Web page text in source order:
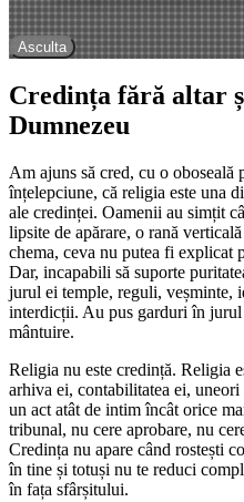
Asculta
Credința fără altar
Dumnezeu
Am ajuns să cred, cu o oboseală
înțelepciune, că religia este una
ale credinței. Oamenii au simțit
lipsite de apărare, o rană
chema, ceva nu putea fi explicat
Dar, incapabili să suporte
jurul ei temple, reguli, veșminte,
interdicții. Au pus garduri în
mântuire.
Religia nu este credință. Religia
arhiva ei, contabilitatea ei,
un act atât de intim încât orice
tribunal, nu cere aprobare, nu
Credința nu apare când rostești
în tine și totuși nu te reduci
în fața sfârșitului.